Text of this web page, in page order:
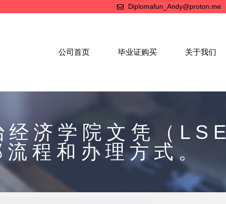
Diplomafun_Andy@proton.me
公司首页 毕业证购买 关于我们
济学院文凭（LSE
程和办理方式。